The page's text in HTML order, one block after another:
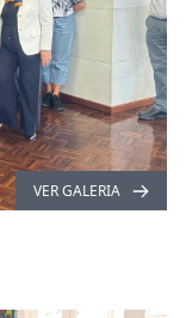
VER GALERIA